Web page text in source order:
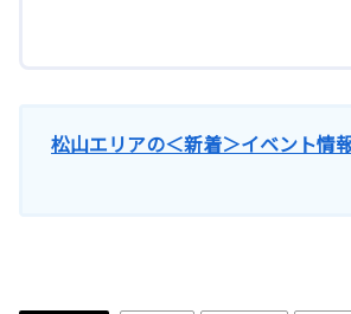
松山エリアの＜新着＞イベント情